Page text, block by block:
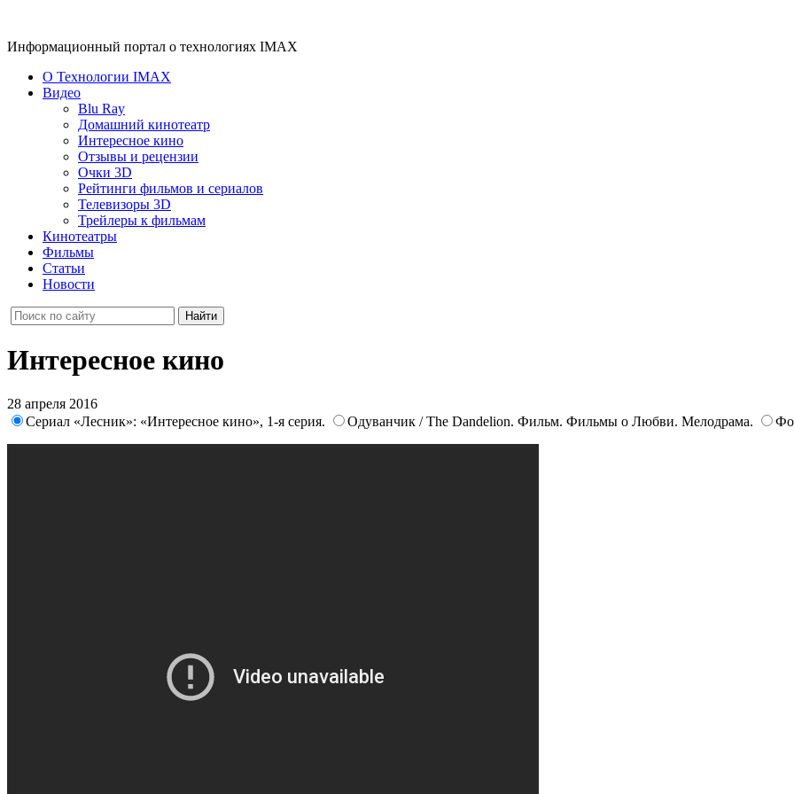
Информационный портал о технологиях IMAX
О Технологии IMAX
Видео
Blu Ray
Домашний кинотеатр
Интересное кино
Отзывы и рецензии
Очки 3D
Рейтинги фильмов и сериалов
Телевизоры 3D
Трейлеры к фильмам
Кинотеатры
Фильмы
Статьи
Новости
Интересное кино
28 апреля 2016
Сериал «Лесник»: «Интересное кино», 1-я серия.
Одуванчик / The Dandelion. Фильм. Фильмы о Любви. Мелодрама.